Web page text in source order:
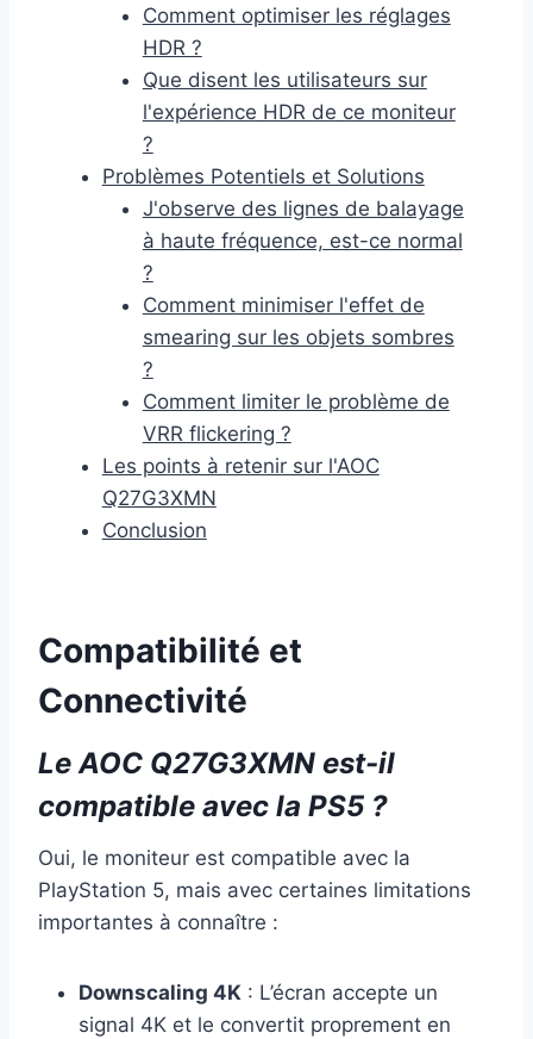
Comment optimiser les réglages
HDR ?
Que disent les utilisateurs sur
l'expérience HDR de ce moniteur
?
Problèmes Potentiels et Solutions
J'observe des lignes de balayage
à haute fréquence, est-ce normal
?
Comment minimiser l'effet de
smearing sur les objets sombres
?
Comment limiter le problème de
VRR flickering ?
Les points à retenir sur l'AOC
Q27G3XMN
Conclusion
Compatibilité et
Connectivité
Le AOC Q27G3XMN est-il
compatible avec la PS5 ?
Oui, le moniteur est compatible avec la
PlayStation 5, mais avec certaines limitations
importantes à connaître :
Downscaling 4K : L’écran accepte un
signal 4K et le convertit proprement en